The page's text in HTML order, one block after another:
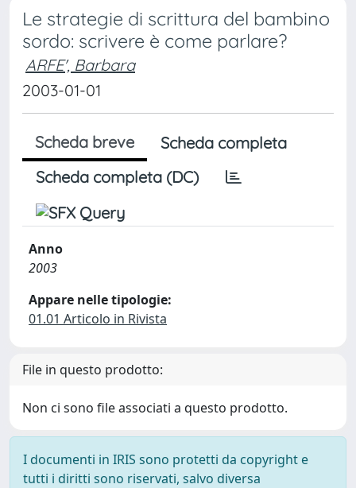
Le strategie di scrittura del bambino
sordo: scrivere è come parlare?
ARFE', Barbara
2003-01-01
Scheda breve
Scheda completa
Scheda completa (DC)
Anno
2003
Appare nelle tipologie:
01.01 Articolo in Rivista
File in questo prodotto:
Non ci sono file associati a questo prodotto.
I documenti in IRIS sono protetti da copyright e
tutti i diritti sono riservati, salvo diversa